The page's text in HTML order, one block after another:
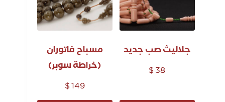
جلاليث صب جديد
$38
مسباح فاتوران
(خراطة سوبر)
$149